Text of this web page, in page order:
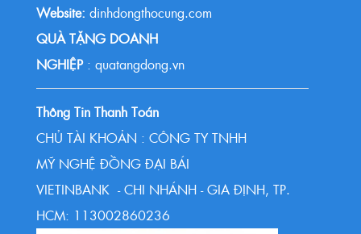
Website: dinhdongthocung.com
QUÀ TẶNG DOANH
NGHIỆP : quatangdong.vn
Thông Tin Thanh Toán
CHỦ TÀI KHOẢN : CÔNG TY TNHH
MỸ NGHỆ ĐỒNG ĐẠI BÁI
VIETINBANK - CHI NHÁNH - GIA ĐỊNH, TP.
HCM: 113002860236